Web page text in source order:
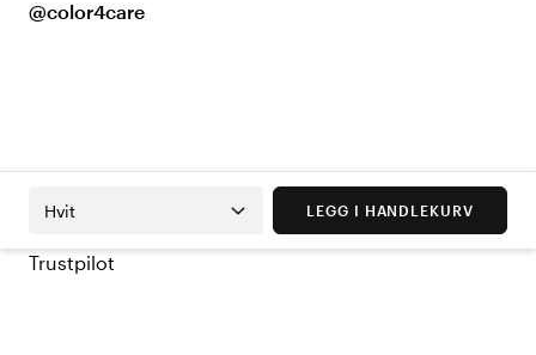
@color4care
Hvit LEGG I HANDLEKURV
Trustpilot